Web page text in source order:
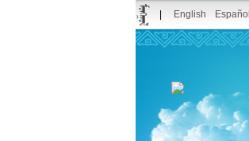
English Español